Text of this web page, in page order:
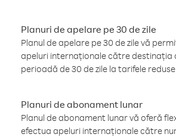
Planuri de apelare pe 30 de zile
Planul de apelare pe 30 de zile vă
apeluri internaționale către destinația
perioadă de 30 de zile la tarifele
Planuri de abonament lunar
Planul de abonament lunar vă oferă
efectua apeluri internaționale către